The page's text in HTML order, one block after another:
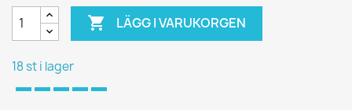
 LÄGG I VARUKORGEN
18 st i lager